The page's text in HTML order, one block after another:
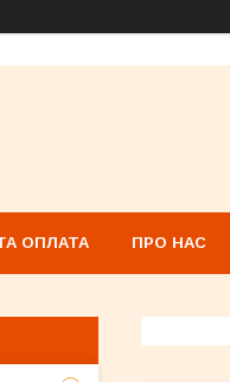
ОПЛАТА ПРО НАС